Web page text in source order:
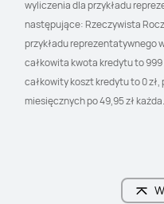
wyliczenia dla przykładu
następujące: Rzeczywista
przykładu reprezentatywnego
całkowita kwota kredytu to 999
całkowity koszt kredytu to 0
miesięcznych po 49,95 zł każda.